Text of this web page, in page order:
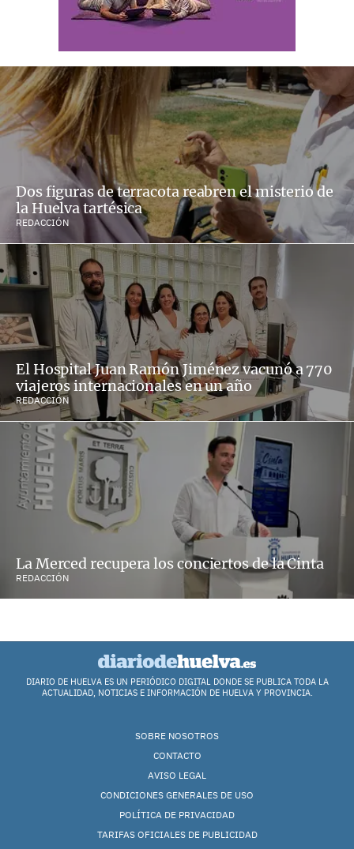
Dos figuras de terracota reabren el misterio de
la Huelva tartésica
REDACCIÓN
El Hospital Juan Ramón Jiménez vacunó a 770
viajeros internacionales en un año
REDACCIÓN
La Merced recupera los conciertos de la Cinta
REDACCIÓN
DIARIO DE HUELVA ES UN PERIÓDICO DIGITAL DONDE SE PUBLICA TODA LA
ACTUALIDAD, NOTICIAS E INFORMACIÓN DE HUELVA Y PROVINCIA.
SOBRE NOSOTROS
CONTACTO
AVISO LEGAL
CONDICIONES GENERALES DE USO
POLÍTICA DE PRIVACIDAD
TARIFAS OFICIALES DE PUBLICIDAD